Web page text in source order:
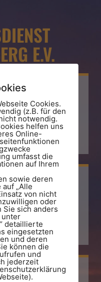
E.V.
Cookies.
(z.B. für den
notwendig.
helfen uns
Online-
umfasst die
auf Ihrem
sowie deren
„Alle
von nicht
oder
Sie sich anders
unter
detaillierte
eingesetzten
und deren
können die
und
jederzeit